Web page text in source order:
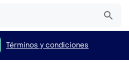
Términos y condiciones